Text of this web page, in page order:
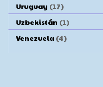
Uruguay (17)
Uzbekistán (1)
Venezuela (4)